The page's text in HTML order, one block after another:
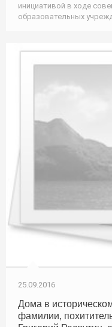
инициативой в ходе
образовательных
25.09.2016
Дома в
фамилии,